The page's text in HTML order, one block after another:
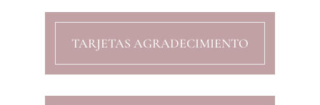
TARJETAS AGRADECIMIENTO